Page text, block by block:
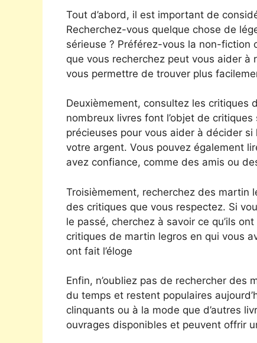
Tout d’abord, il est important de
Recherchez-vous quelque chose de
sérieuse ? Préférez-vous la non-
que vous recherchez peut vous aider
vous permettre de trouver plus
Deuxièmement, consultez les critiques
nombreux livres font l’objet de
précieuses pour vous aider à décider
votre argent. Vous pouvez également
avez confiance, comme des amis ou
Troisièmement, recherchez des martin
des critiques que vous respectez. Si
le passé, cherchez à savoir ce qu’ils
critiques de martin legros en qui vous
ont fait l’éloge
Enfin, n’oubliez pas de rechercher des
du temps et restent populaires
clinquants ou à la mode que d’autres
ouvrages disponibles et peuvent offrir